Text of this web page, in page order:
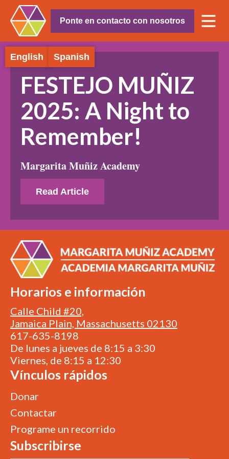
Ponte en contacto con nosotros
English Spanish
FESTEJO MUÑIZ
2025: A Night to
Remember!
Margarita Muñiz Academy
Read Article
Horarios e información
Calle Child #20,
Jamaica Plain, Massachusetts 02130
617-635-8198
De lunes a jueves de 8:15 a 3:30
Viernes, de 8:15 a 12:30
Vínculos rápidos
Donar
Contactar
Programe un recorrido
Subscribirse